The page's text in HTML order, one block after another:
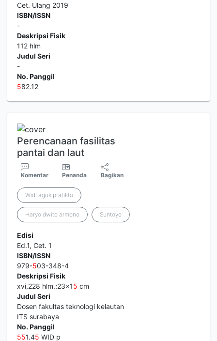
Cet. Ulang 2019
ISBN/ISSN
-
Deskripsi Fisik
112 hlm
Judul Seri
-
No. Panggil
582.12
Perencanaan fasilitas
pantai dan laut
Komentar Penanda Bagikan
Widi agus pratikto
Haryo dwito armono Suntoyo
Edisi
Ed.1, Cet. 1
ISBN/ISSN
979-503-348-4
Deskripsi Fisik
xvi,228 hlm.;23x15 cm
Judul Seri
Dosen fakultas teknologi kelautan
ITS surabaya
No. Panggil
551.45 WID p